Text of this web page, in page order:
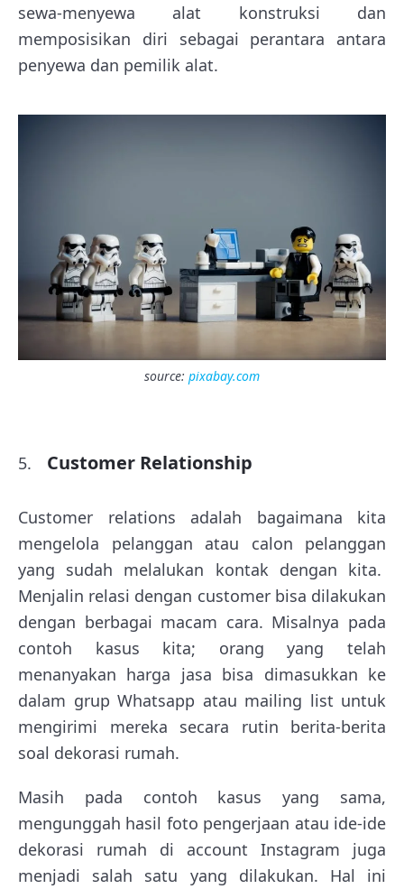
sewa-menyewa alat konstruksi dan
memposisikan diri sebagai perantara antara
penyewa dan pemilik alat.
source: pixabay.com
Customer Relationship
Customer relations adalah bagaimana kita
mengelola pelanggan atau calon pelanggan
yang sudah melalukan kontak dengan kita.
Menjalin relasi dengan customer bisa dilakukan
dengan berbagai macam cara. Misalnya pada
contoh kasus kita; orang yang telah
menanyakan harga jasa bisa dimasukkan ke
dalam grup Whatsapp atau mailing list untuk
mengirimi mereka secara rutin berita-berita
soal dekorasi rumah.
Masih pada contoh kasus yang sama,
mengunggah hasil foto pengerjaan atau ide-ide
dekorasi rumah di account Instagram juga
menjadi salah satu yang dilakukan. Hal ini